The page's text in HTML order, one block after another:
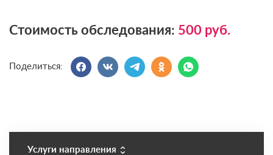
Стоимость обследования: 500 руб.
Поделиться:
Услуги направления